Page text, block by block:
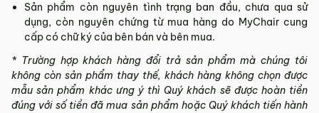
Sản phẩm còn nguyên tình trạng ban đầu, chưa qua sử
dụng, còn nguyên chứng từ mua hàng do MyChair cung
cấp có chữ ký của bên bán và bên mua.
* Trường hợp khách hàng đổi trả sản phẩm mà chúng tôi
không còn sản phẩm thay thế, khách hàng không chọn được
mẫu sản phẩm khác ưng ý thì Quý khách sẽ được hoàn tiền
đúng với số tiền đã mua sản phẩm hoặc Quý khách tiến hành